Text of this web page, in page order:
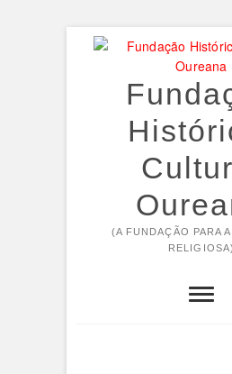
(A FUNDAÇÃO PARA
RELIGIOSA)